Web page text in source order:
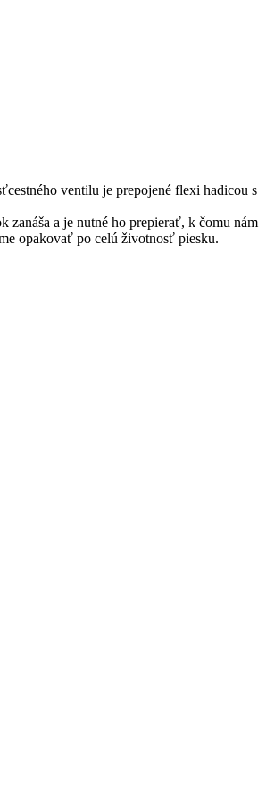
ventilu je prepojené flexi hadicou s
zanáša a je nutné ho prepierať, k čomu nám
opakovať po celú životnosť piesku.